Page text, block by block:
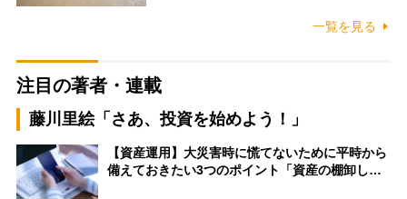
一覧を見る
注目の著者・連載
藤川里絵「さあ、投資を始めよう！」
【資産運用】大災害時に慌てないために平時から
備えておきたい3つのポイント「資産の棚卸し…